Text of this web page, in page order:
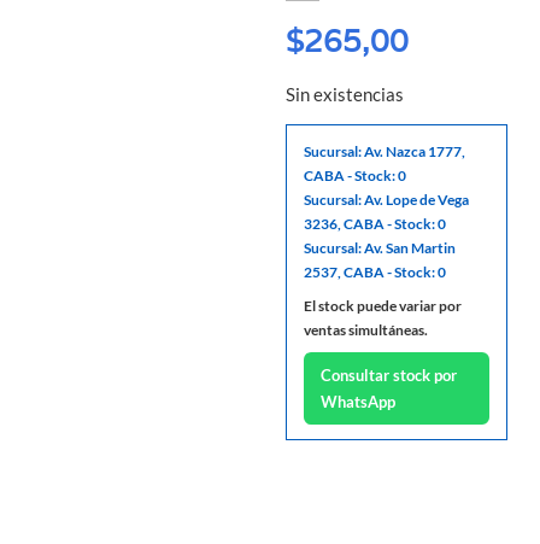
$265,00
Sin existencias
Sucursal: Av. Nazca 1777,
CABA - Stock: 0
Sucursal: Av. Lope de Vega
3236, CABA - Stock: 0
Sucursal: Av. San Martin
2537, CABA - Stock: 0
El stock puede variar por
ventas simultáneas.
Consultar stock por
WhatsApp